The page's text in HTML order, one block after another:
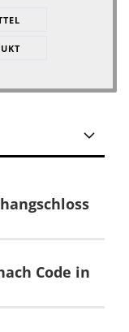
Code in